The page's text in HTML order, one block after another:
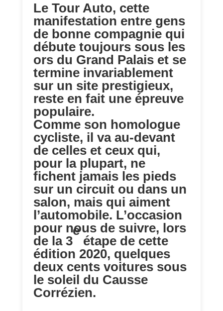
Le Tour Auto, cette
manifestation entre gens
de bonne compagnie qui
débute toujours sous les
ors du Grand Palais et se
termine invariablement
sur un site prestigieux,
reste en fait une épreuve
populaire.
Comme son homologue
cycliste, il va au-devant
de celles et ceux qui,
pour la plupart, ne
fichent jamais les pieds
sur un circuit ou dans un
salon, mais qui aiment
l’automobile. L’occasion
pour nous de suivre, lors
de la 3
e
étape de cette
édition 2020, quelques
deux cents voitures sous
le soleil du Causse
Corrézien.